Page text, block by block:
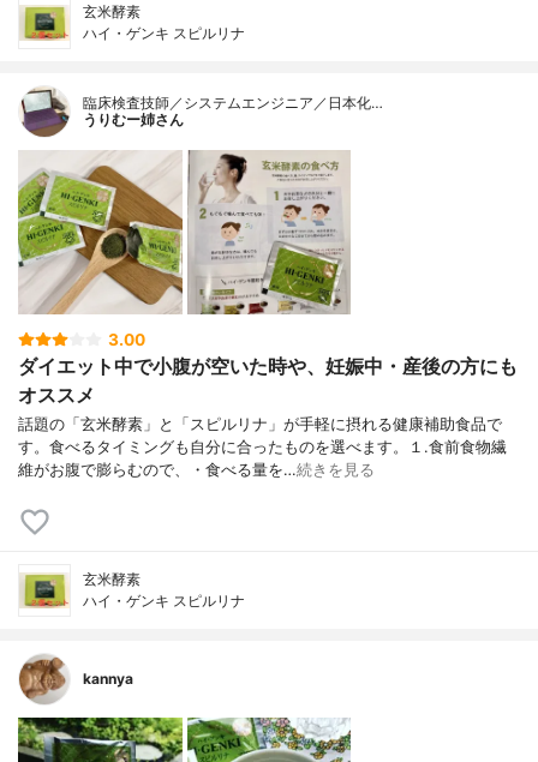
玄米酵素
ハイ・ゲンキ スピルリナ
臨床検査技師／システムエンジニア／日本化…
うりむー姉さん
3.00
ダイエット中で小腹が空いた時や、妊娠中・産後の方にも
オススメ
話題の「玄米酵素」と「スピルリナ」が手軽に摂れる健康補助食品で
す。食べるタイミングも自分に合ったものを選べます。１.食前食物繊
維がお腹で膨らむので、・食べる量を…続きを見る
玄米酵素
ハイ・ゲンキ スピルリナ
kannya